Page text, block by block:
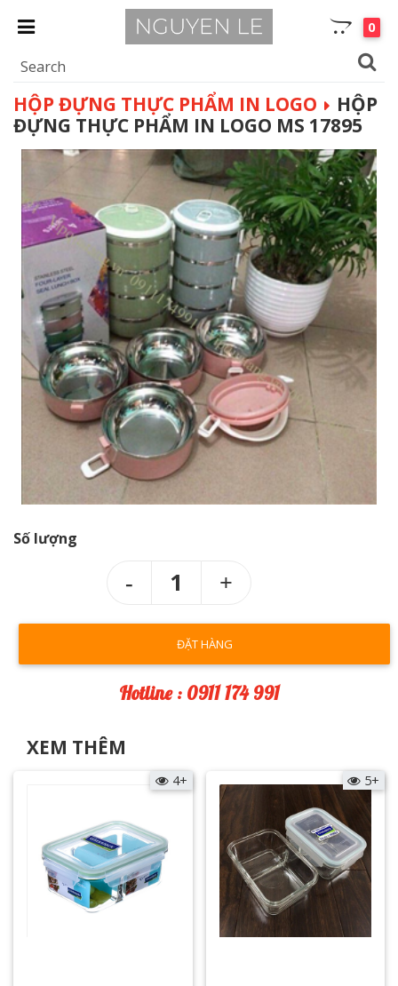
0
HỘP ĐỰNG THỰC PHẨM IN LOGO
HỘP
ĐỰNG THỰC PHẨM IN LOGO MS 17895
Số lượng
1
ĐẶT HÀNG
Hotline : 0911 174 991
XEM THÊM
4+ 5+